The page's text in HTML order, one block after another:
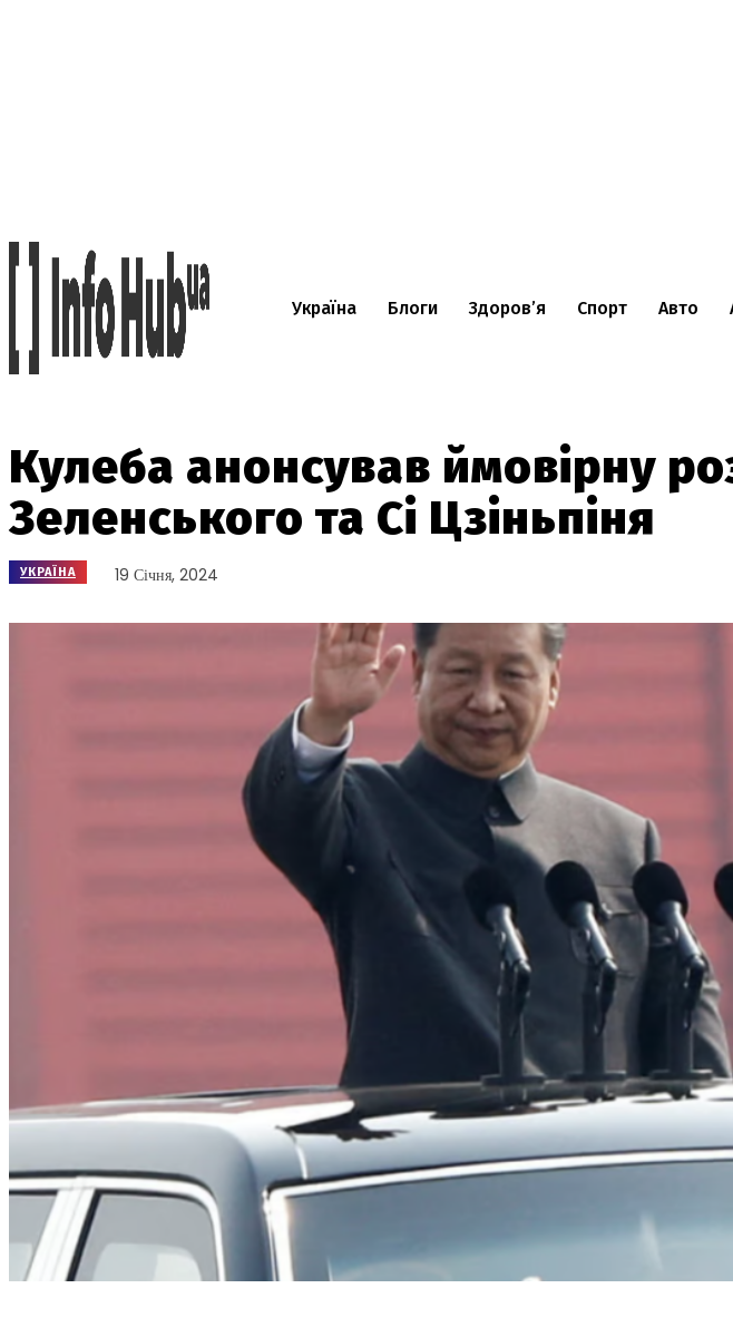
Україна Блоги Здоров’я Спорт Авто
Кулеба анонсував ймовірну
Зеленського та Сі Цзіньпіня
УКРАЇНА 19 Січня, 2024